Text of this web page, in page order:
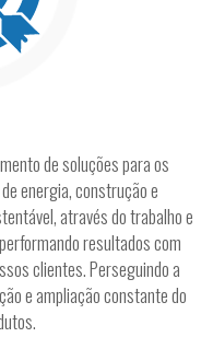
de soluções para os
energia, construção e
através do trabalho e
resultados com
clientes. Perseguindo a
e ampliação constante do